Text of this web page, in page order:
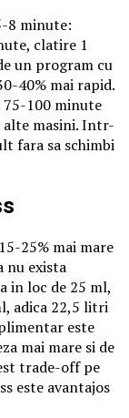
8 minute:
clatire 1
un program cu
40% mai rapid.
75-100 minute
alte masini. Intr-
fara sa schimbi
25% mai mare
nu exista
in loc de 25 ml,
adica 22,5 litri
este
mai mare si de
trade-off pe
este avantajos